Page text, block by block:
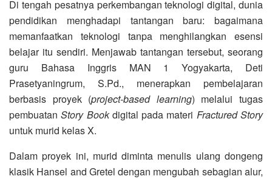
Di tengah pesatnya perkembangan teknologi digital, dunia
pendidikan menghadapi tantangan baru: bagaimana
memanfaatkan teknologi tanpa menghilangkan esensi
belajar itu sendiri. Menjawab tantangan tersebut, seorang
guru Bahasa Inggris MAN 1 Yogyakarta, Deti
Prasetyaningrum, S.Pd., menerapkan pembelajaran
berbasis proyek (project-based learning) melalui tugas
pembuatanStory Bookdigital pada materi Fractured Story
untuk murid kelas X.
Dalam proyek ini, murid diminta menulis ulang dongeng
klasik Hansel and Gretel dengan mengubah sebagian alur,